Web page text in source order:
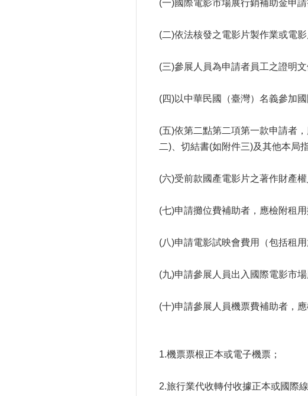
(一)國際電影市場展行銷補助金申請
(二)依法核發之電影片製作業或電
(三)參展人員為申請者員工之證明
(四)以中華民國（臺灣）名義參加
(五)依第二點第二項第一款申請者
二)、切結書(如附件三)及其他本局
(六)受前款國產電影片之著作財產
(七)申請攤位費補助者，應檢附租用
(八)申請電影試映會費用（包括租
(九)申請參展人員出入國際電影市
(十)申請參展人員機票費補助者，應
1.機票票根正本或電子機票；
2.旅行業代收轉付收據正本或國際